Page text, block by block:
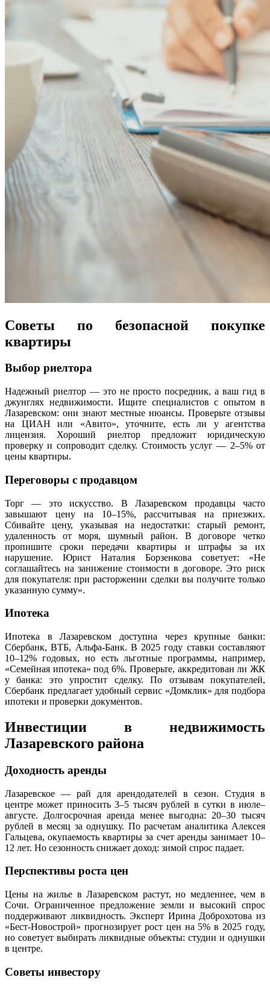
Советы по безопасной покупке
квартиры
Выбор риелтора
Надежный риелтор — это не просто посредник, а ваш гид в
джунглях недвижимости. Ищите специалистов с опытом в
Лазаревском: они знают местные нюансы. Проверьте отзывы
на ЦИАН или «Авито», уточните, есть ли у агентства
лицензия. Хороший риелтор предложит юридическую
проверку и сопроводит сделку. Стоимость услуг — 2–5% от
цены квартиры.
Переговоры с продавцом
Торг — это искусство. В Лазаревском продавцы часто
завышают цену на 10–15%, рассчитывая на приезжих.
Сбивайте цену, указывая на недостатки: старый ремонт,
удаленность от моря, шумный район. В договоре четко
пропишите сроки передачи квартиры и штрафы за их
нарушение. Юрист Наталия Борзенкова советует: «Не
соглашайтесь на занижение стоимости в договоре. Это риск
для покупателя: при расторжении сделки вы получите только
указанную сумму».
Ипотека
Ипотека в Лазаревском доступна через крупные банки:
Сбербанк, ВТБ, Альфа-Банк. В 2025 году ставки составляют
10–12% годовых, но есть льготные программы, например,
«Семейная ипотека» под 6%. Проверьте, аккредитован ли ЖК
у банка: это упростит сделку. По отзывам покупателей,
Сбербанк предлагает удобный сервис «Домклик» для подбора
ипотеки и проверки документов.
Инвестиции в недвижимость
Лазаревского района
Доходность аренды
Лазаревское — рай для арендодателей в сезон. Студия в
центре может приносить 3–5 тысяч рублей в сутки в июле–
августе. Долгосрочная аренда менее выгодна: 20–30 тысяч
рублей в месяц за однушку. По расчетам аналитика Алексея
Гальцева, окупаемость квартиры за счет аренды занимает 10–
12 лет. Но сезонность снижает доход: зимой спрос падает.
Перспективы роста цен
Цены на жилье в Лазаревском растут, но медленнее, чем в
Сочи. Ограниченное предложение земли и высокий спрос
поддерживают ликвидность. Эксперт Ирина Доброхотова из
«Бест-Новострой» прогнозирует рост цен на 5% в 2025 году,
но советует выбирать ликвидные объекты: студии и однушки
в центре.
Советы инвестору